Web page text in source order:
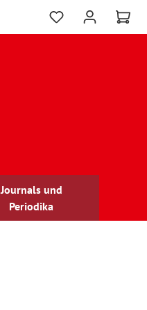
Journals und
Periodika